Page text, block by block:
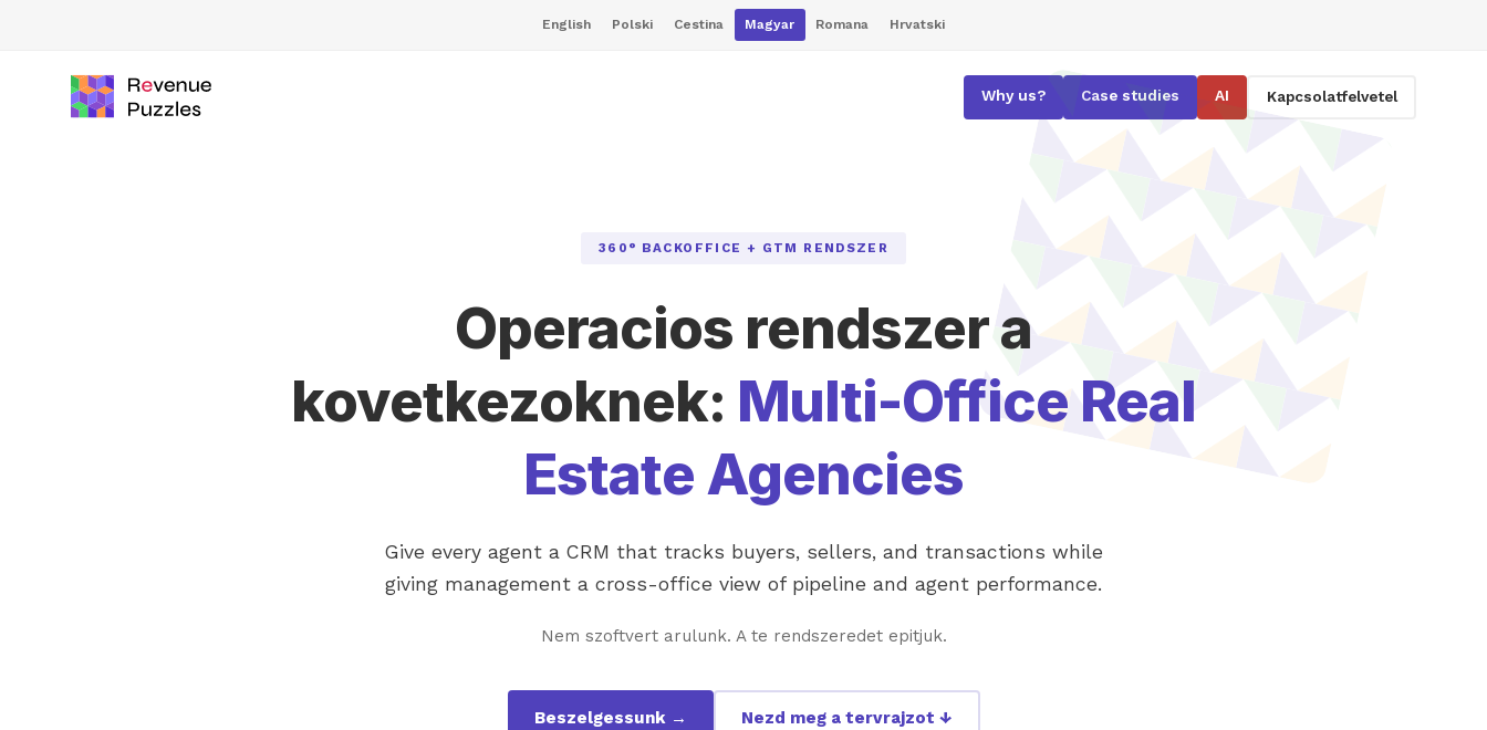
English Polski Cestina Magyar Romana Hrvatski
Why us? Case studies AI Kapcsolatfelvetel
360° BACKOFFICE + GTM RENDSZER
Operacios rendszer a
kovetkezoknek: Multi-Office Real
Estate Agencies
Give every agent a CRM that tracks buyers, sellers, and transactions while
giving management a cross-office view of pipeline and agent performance.
Nem szoftvert arulunk. A te rendszeredet epitjuk.
Beszelgessunk → Nezd meg a tervrajzot ↓